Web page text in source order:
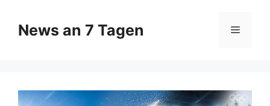
Inhalt
springen
News an 7 Tagen Menü